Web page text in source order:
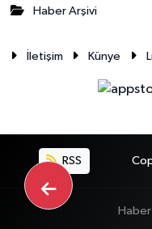
Haber Arşivi
İletişim Künye
RSS
Haber